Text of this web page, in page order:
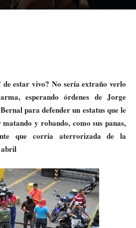
de estar vivo? No sería extraño verlo
esperando órdenes de Jorge
para defender un estatus que le
y robando, como sus panas,
que corría aterrorizada de la
abril